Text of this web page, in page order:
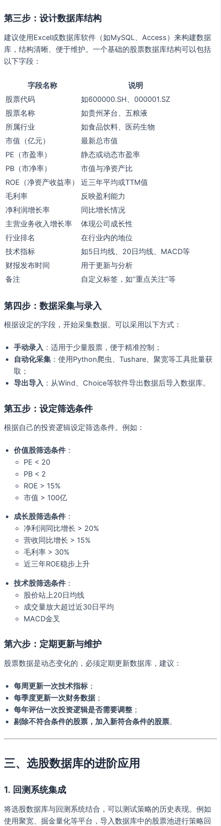
第三步：设计数据库结构
建议使用Excel或数据库软件（如MySQL、Access）来构建数据
库，结构清晰、便于维护。一个基础的股票数据库结构可以包括
以下字段：
字段名称
说明
股票代码
如600000.SH、000001.SZ
股票名称
如贵州茅台、五粮液
所属行业
如食品饮料、医药生物
市值（亿元）
最新总市值
PE（市盈率）
静态或动态市盈率
PB（市净率）
市值与净资产比
ROE（净资产收益率）
近三年平均或TTM值
毛利率
反映盈利能力
净利润增长率
同比增长情况
主营业务收入增长率
体现公司成长性
行业排名
在行业内的地位
技术指标
如5日均线、20日均线、MACD等
财报发布时间
用于更新与分析
备注
自定义标签，如“重点关注”等
第四步：数据采集与录入
根据设定的字段，开始采集数据。可以采用以下方式：
手动录入 ：适用于少量股票，便于精准控制；
自动化采集 ：使用Python爬虫、Tushare、聚宽等工具批量获
取；
导出导入 ：从Wind、Choice等软件导出数据后导入数据库。
第五步：设定筛选条件
根据自己的投资逻辑设定筛选条件。例如：
价值股筛选条件 ：
PE < 20
PB < 2
ROE > 15%
市值 > 100亿
成长股筛选条件 ：
净利润同比增长 > 20%
营收同比增长 > 15%
毛利率 > 30%
近三年ROE稳步上升
技术股筛选条件 ：
股价站上20日均线
成交量放大超过近30日平均
MACD金叉
第六步：定期更新与维护
股票数据是动态变化的，必须定期更新数据库，建议：
每周更新一次技术指标 ；
每季度更新一次财务数据 ；
每年评估一次投资逻辑是否需要调整 ；
剔除不符合条件的股票，加入新符合条件的股票。
三、选股数据库的进阶应用
1. 回测系统集成
将选股数据库与回测系统结合，可以测试策略的历史表现。例如
使用聚宽、掘金量化等平台，导入数据库中的股票池进行策略回